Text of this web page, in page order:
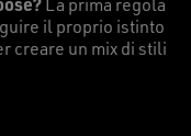
il proprio istinto
creare un mix di stili